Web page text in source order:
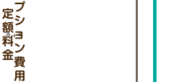
定
額
料
金
プ
シ
ョ
ン
費
用